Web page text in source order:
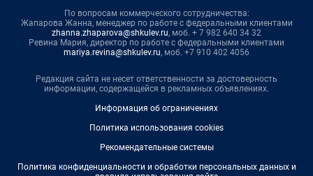
По вопросам коммерческого сотрудничества:
Жапарова Жанна, менеджер по работе с федеральными клиентами
zhanna.zhaparova@shkulev.ru, моб. + 7 982 640 34 32
Ревина Мария, директор по работе с федеральными клиентами
mariya.revina@shkulev.ru, моб. +7 910 402 4056
Редакция сайта не несет ответственности за достоверность
информации, содержащейся в рекламных объявлениях.
Информация об ограничениях
Политика использования cookies
Рекомендательные системы
Политика конфиденциальности и обработки персональных данных и